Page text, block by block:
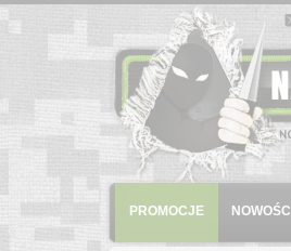
Menu
PROMOCJE NOWOŚCI